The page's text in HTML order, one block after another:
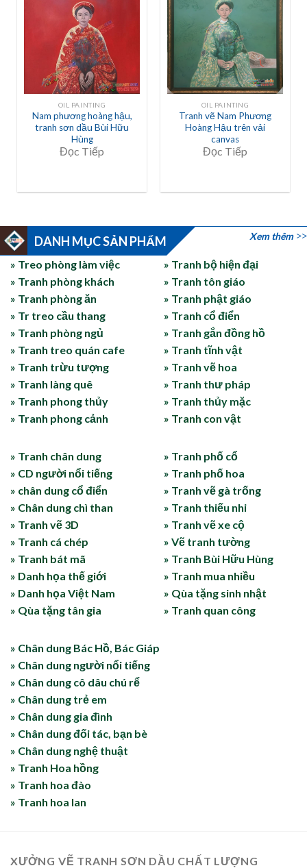
OIL PAINTING
Nam phương hoàng hậu,
tranh sơn dầu Bùi Hữu
Hùng
Đọc Tiếp
OIL PAINTING
Tranh vẽ Nam Phương
Hoàng Hậu trên vải
canvas
Đọc Tiếp
DANH MỤC SẢN PHẨM Xem thêm
» Treo phòng làm việc
» Tranh phòng khách
» Tranh phòng ăn
» Tr treo cầu thang
» Tranh phòng ngủ
» Tranh treo quán cafe
» Tranh trừu tượng
» Tranh làng quê
» Tranh phong thủy
» Tranh phong cảnh
» Tranh bộ hiện đại
» Tranh tôn giáo
» Tranh phật giáo
» Tranh cổ điển
» Tranh gắn đồng hồ
» Tranh tĩnh vật
» Tranh vẽ hoa
» Tranh thư pháp
» Tranh thủy mặc
» Tranh con vật
» Tranh chân dung
» CD người nổi tiếng
» chân dung cổ điển
» Chân dung chì than
» Tranh vẽ 3D
» Tranh cá chép
» Tranh bát mã
» Danh họa thế giới
» Danh họa Việt Nam
» Qùa tặng tân gia
» Tranh phố cổ
» Tranh phố hoa
» Tranh vẽ gà trống
» Tranh thiếu nhi
» Tranh vẽ xe cộ
» Vẽ tranh tường
» Tranh Bùi Hữu Hùng
» Tranh mua nhiều
» Qùa tặng sinh nhật
» Tranh quan công
» Chân dung Bác Hồ, Bác Giáp
» Chân dung người nổi tiếng
» Chân dung cô dâu chú rể
» Chân dung trẻ em
» Chân dung gia đình
» Chân dung đối tác, bạn bè
» Chân dung nghệ thuật
» Tranh Hoa hồng
» Tranh hoa đào
» Tranh hoa lan
XƯỞNG VẼ TRANH SƠN DẦU CHẤT LƯỢNG